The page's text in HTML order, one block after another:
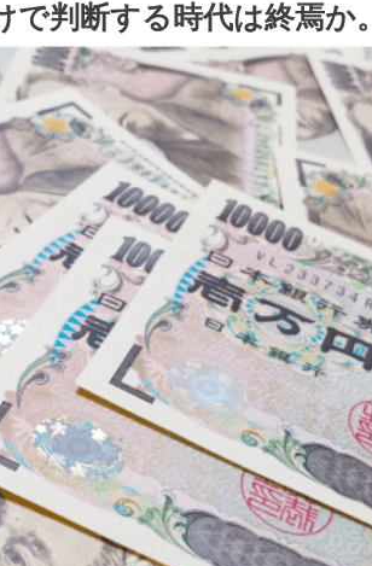
判断する時代は終焉か。